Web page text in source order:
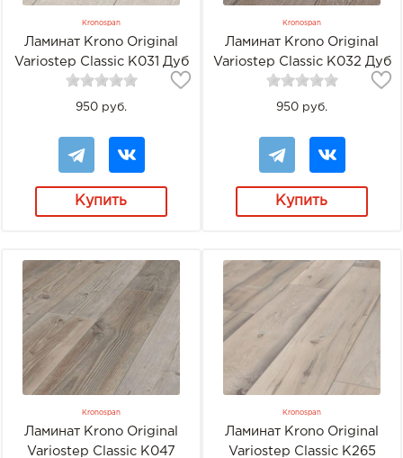
Kronospan
Ламинат Krono Original
Variostep Classic K031 Дуб
Атлас
950 руб.
Купить
Kronospan
Ламинат Krono Original
Variostep Classic K032 Дуб
Силвер Доллар
950 руб.
Купить
Kronospan
Ламинат Krono Original
Variostep Classic K047
Kronospan
Ламинат Krono Original
Variostep Classic K265